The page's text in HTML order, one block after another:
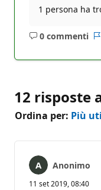
1 persona ha
0 commenti
Nessun
12 risposte
Ordina per: Più
Anonimo
11 set 2019, 08:40